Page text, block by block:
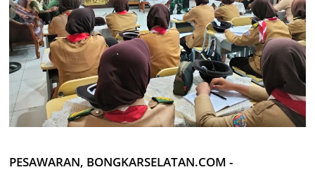
PESAWARAN, BONGKARSELATAN.COM -